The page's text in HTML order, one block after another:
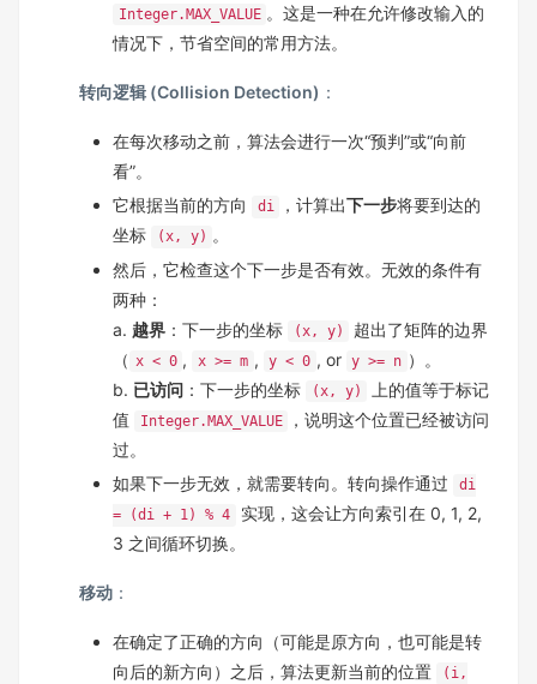
Integer.MAX_VALUE 。这是一种在允许修改输入的
情况下，节省空间的常用方法。
转向逻辑 (Collision Detection) ：
在每次移动之前，算法会进行一次“预判”或“向前
看”。
它根据当前的方向
di ，计算出下一步将要到达的
坐标
(x, y) 。
然后，它检查这个下一步是否有效。无效的条件有
两种：
a. 越界 ：下一步的坐标 (x, y)
超出了矩阵的边界
（ x < 0 , x >= m , y < 0 , or y >= n ）。
b. 已访问 ：下一步的坐标 (x, y)
上的值等于标记
值
Integer.MAX_VALUE
，说明这个位置已经被访问
过。
如果下一步无效，就需要转向。转向操作通过
di
= (di + 1) % 4
实现，这会让方向索引在 0, 1, 2,
3 之间循环切换。
移动 ：
在确定了正确的方向（可能是原方向，也可能是转
向后的新方向）之后，算法更新当前的位置
(i,